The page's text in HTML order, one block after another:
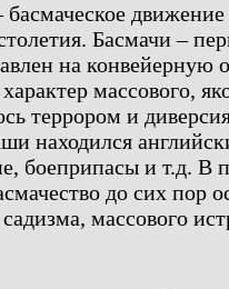
Басмачи –
на конвейерную
массового,
террором и
находился
боеприпасы и т.д. В
до сих пор
массового